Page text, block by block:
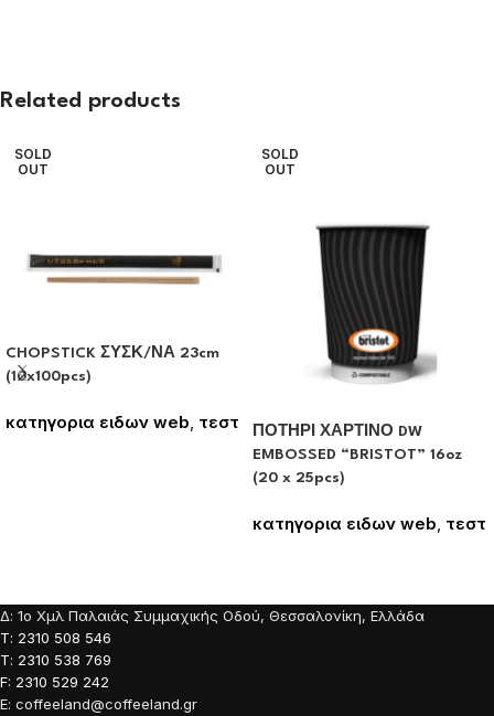
Related products
SOLD
OUT
CHOPSTICK ΣΥΣΚ/ΝΑ 23cm
(10x100pcs)
κατηγορια ειδων web, τεστ
SOLD
OUT
ΠΟΤΗΡΙ ΧΑΡΤΙΝΟ DW
EMBOSSED “BRISTOT” 16oz
(20 x 25pcs)
κατηγορια ειδων web, τεστ
Δ: 1o Χμλ Παλαιάς Συμμαχικής Οδού, Θεσσαλονίκη, Ελλάδα
Τ: 2310 508 546
Τ: 2310 538 769
F: 2310 529 242
E: coffeeland@coffeeland.gr